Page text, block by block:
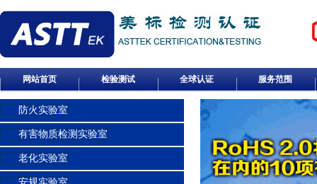
网站首页 检验测试 全球认证 服务范围
防火实验室
有害物质检测实验室
老化实验室